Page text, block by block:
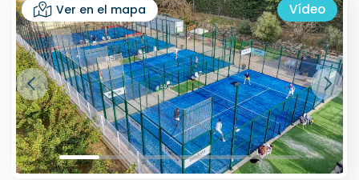
Ver en el mapa Vídeo